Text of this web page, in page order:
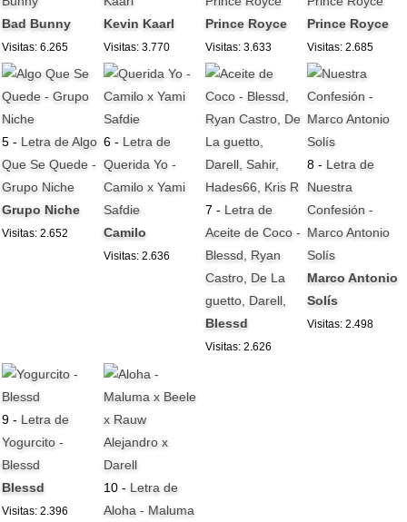
Bad Bunny
Visitas: 6.265
Kevin Kaarl
Visitas: 3.770
Prince Royce
Visitas: 3.633
Prince Royce
Visitas: 2.685
5 - Letra de Algo
Que Se Quede -
Grupo Niche
Grupo Niche
Visitas: 2.652
6 - Letra de
Querida Yo -
Camilo x Yami
Safdie
Camilo
Visitas: 2.636
7 - Letra de
Aceite de Coco -
Blessd, Ryan
Castro, De La
guetto, Darell,
Blessd
Visitas: 2.626
8 - Letra de
Nuestra
Confesión -
Marco Antonio
Solís
Marco Antonio
Solís
Visitas: 2.498
9 - Letra de
Yogurcito -
Blessd
Blessd
Visitas: 2.396
10 - Letra de
Aloha - Maluma